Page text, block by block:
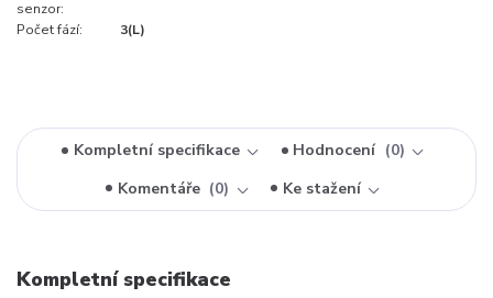
senzor:
Počet fází: 3(L)
Kompletní specifikace Hodnocení
0
Komentáře
0 Ke stažení
Kompletní specifikace